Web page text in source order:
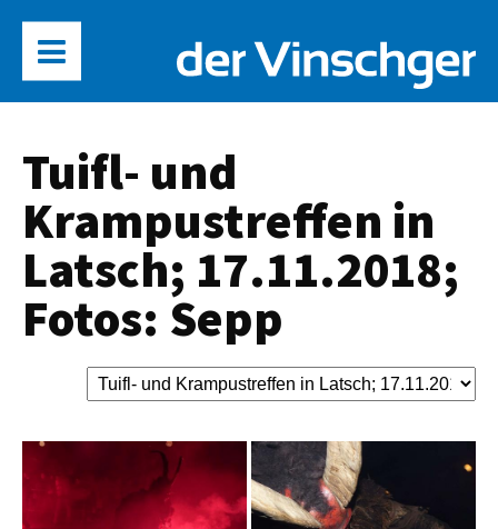
Tuifl- und
Krampustreffen in
Latsch; 17.11.2018;
Fotos: Sepp